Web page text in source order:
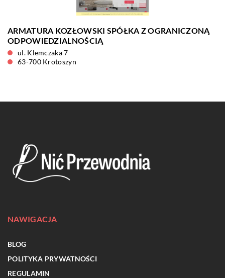
ARMATURA KOZŁOWSKI SPÓŁKA Z OGRANICZONĄ
ODPOWIEDZIALNOŚCIĄ
ul. Klemczaka 7
63-700 Krotoszyn
NAWIGACJA
BLOG
POLITYKA PRYWATNOŚCI
REGULAMIN